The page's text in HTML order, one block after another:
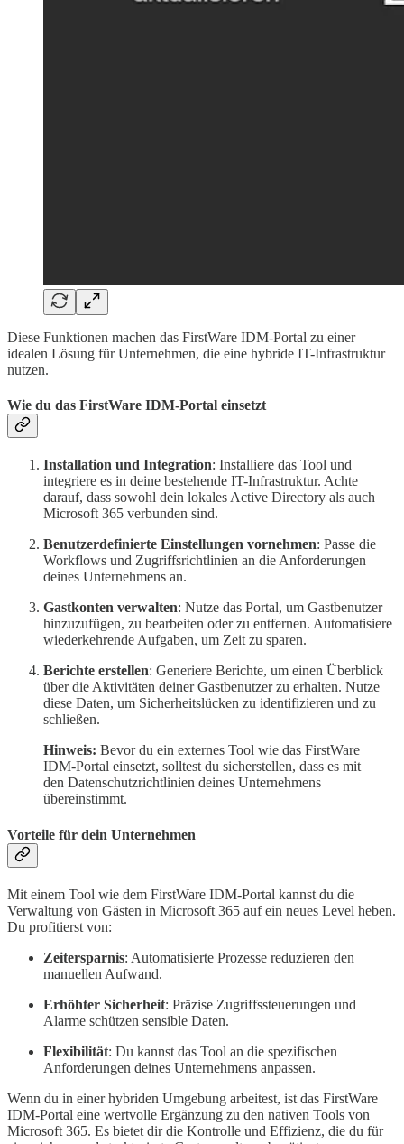
Diese Funktionen machen das FirstWare IDM-Portal zu einer
idealen Lösung für Unternehmen, die eine hybride IT-Infrastruktur
nutzen.
Wie du das FirstWare IDM-Portal einsetzt
Installation und Integration: Installiere das Tool und
integriere es in deine bestehende IT-Infrastruktur. Achte
darauf, dass sowohl dein lokales Active Directory als auch
Microsoft 365 verbunden sind.
Benutzerdefinierte Einstellungen vornehmen: Passe die
Workflows und Zugriffsrichtlinien an die Anforderungen
deines Unternehmens an.
Gastkonten verwalten: Nutze das Portal, um Gastbenutzer
hinzuzufügen, zu bearbeiten oder zu entfernen. Automatisiere
wiederkehrende Aufgaben, um Zeit zu sparen.
Berichte erstellen: Generiere Berichte, um einen Überblick
über die Aktivitäten deiner Gastbenutzer zu erhalten. Nutze
diese Daten, um Sicherheitslücken zu identifizieren und zu
schließen.
Hinweis: Bevor du ein externes Tool wie das FirstWare
IDM-Portal einsetzt, solltest du sicherstellen, dass es mit
den Datenschutzrichtlinien deines Unternehmens
übereinstimmt.
Vorteile für dein Unternehmen
Mit einem Tool wie dem FirstWare IDM-Portal kannst du die
Verwaltung von Gästen in Microsoft 365 auf ein neues Level heben.
Du profitierst von:
Zeitersparnis: Automatisierte Prozesse reduzieren den
manuellen Aufwand.
Erhöhter Sicherheit: Präzise Zugriffssteuerungen und
Alarme schützen sensible Daten.
Flexibilität: Du kannst das Tool an die spezifischen
Anforderungen deines Unternehmens anpassen.
Wenn du in einer hybriden Umgebung arbeitest, ist das FirstWare
IDM-Portal eine wertvolle Ergänzung zu den nativen Tools von
Microsoft 365. Es bietet dir die Kontrolle und Effizienz, die du für